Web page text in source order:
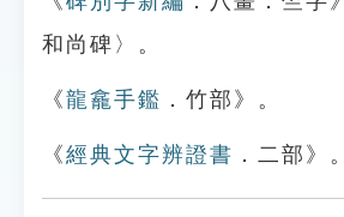
和尚碑〉。
《龍龕手鑑 ．竹部》。
《經典文字辨證書 ．二部》。